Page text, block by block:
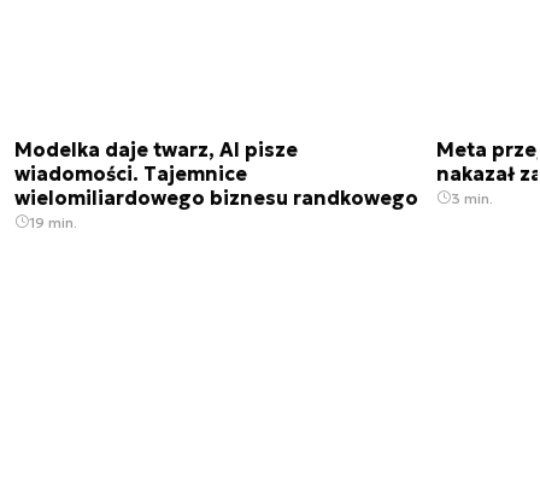
Modelka daje twarz, AI pisze
wiadomości. Tajemnice
wielomiliardowego biznesu randkowego
19 min.
Meta
nakazał
3 min.